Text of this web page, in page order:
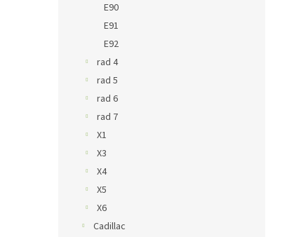
E90
E91
E92
rad 4
rad 5
rad 6
rad 7
X1
X3
X4
X5
X6
Cadillac